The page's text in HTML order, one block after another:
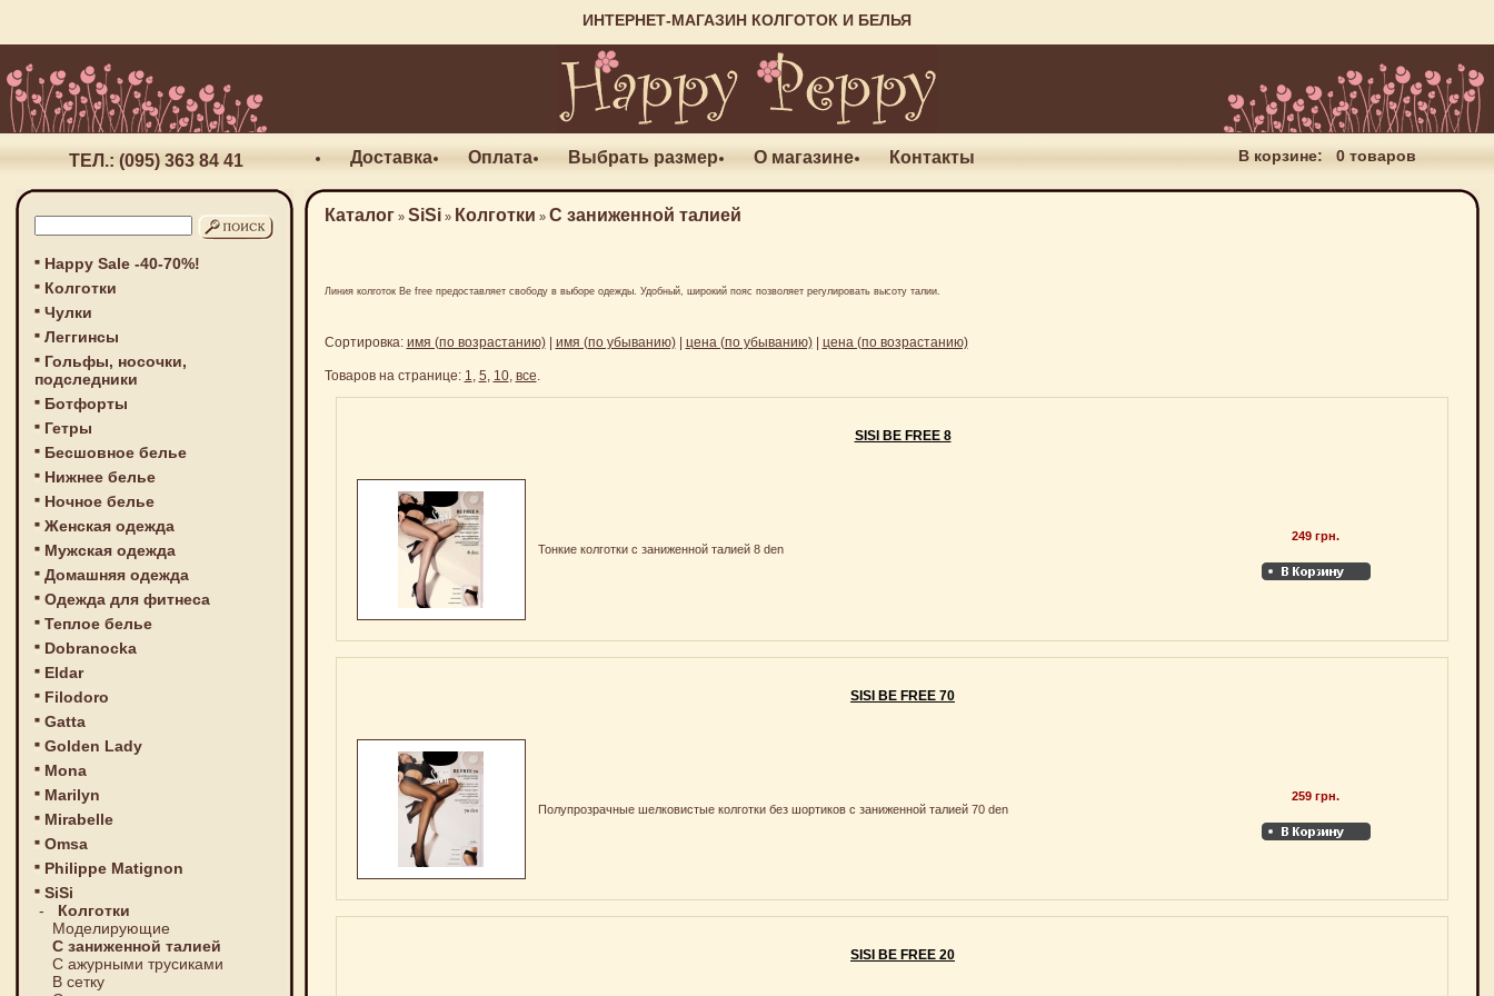
ИНТЕРНЕТ-МАГАЗИН КОЛГОТОК И БЕЛЬЯ
ТЕЛ.: (095) 363 84 41 Доставка Оплата Выбрать размер О магазине Контакты В корзине: 0 товаров
Happy Sale -40-70%!
Колготки
Чулки
Леггинсы
Гольфы, носочки,
подследники
Ботфорты
Гетры
Бесшовное белье
Нижнее белье
Ночное белье
Женская одежда
Мужская одежда
Домашняя одежда
Одежда для фитнеса
Теплое белье
Dobranocka
Eldar
Filodoro
Gatta
Golden Lady
Mona
Marilyn
Mirabelle
Omsa
Philippe Matignon
SiSi
- Колготки
Моделирующие
С заниженной талией
С ажурными трусиками
В сетку
Каталог» SiSi » Колготки » С заниженной талией
Линия колготок Be free предоставляет свободу в выборе одежды. Удобный, широкий пояс позволяет регулировать высоту талии.
Сортировка: имя (по возрастанию)| имя (по убыванию)| цена (по убыванию)| цена (по возрастанию)
Товаров на странице: 1, 5, 10, все.
SISI BE FREE 8
Тонкие колготки с заниженной талией 8 den
249 грн.
SISI BE FREE 70
Полупрозрачные шелковистые колготки без шортиков с заниженной талией 70 den
259 грн.
SISI BE FREE 20